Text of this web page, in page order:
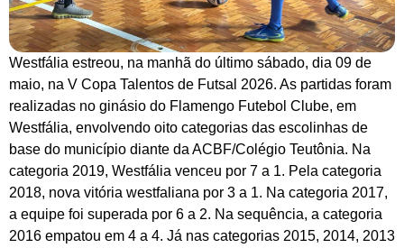
Westfália estreou, na manhã do último sábado, dia 09 de
maio, na V Copa Talentos de Futsal 2026. As partidas foram
realizadas no ginásio do Flamengo Futebol Clube, em
Westfália, envolvendo oito categorias das escolinhas de
base do município diante da ACBF/Colégio Teutônia. Na
categoria 2019, Westfália venceu por 7 a 1. Pela categoria
2018, nova vitória westfaliana por 3 a 1. Na categoria 2017,
a equipe foi superada por 6 a 2. Na sequência, a categoria
2016 empatou em 4 a 4. Já nas categorias 2015, 2014, 2013